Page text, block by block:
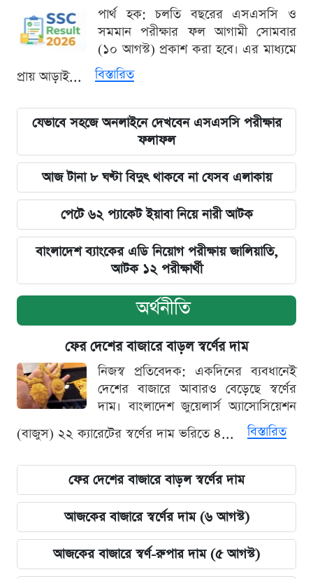
পার্থ হক: চলতি বছরের এসএসসি ও
সমমান পরীক্ষার ফল আগামী সোমবার
(১০ আগস্ট) প্রকাশ করা হবে। এর মাধ্যমে
প্রায় আড়াই...
বিস্তারিত
যেভাবে সহজে অনলাইনে দেখবেন এসএসসি পরীক্ষার
ফলাফল
আজ টানা ৮ ঘণ্টা বিদুৎ থাকবে না যেসব এলাকায়
পেটে ৬২ প্যাকেট ইয়াবা নিয়ে নারী আটক
বাংলাদেশ ব্যাংকের এডি নিয়োগ পরীক্ষায় জালিয়াতি,
আটক ১২ পরীক্ষার্থী
অর্থনীতি
ফের দেশের বাজারে বাড়ল স্বর্ণের দাম
নিজস্ব প্রতিবেদক: একদিনের ব্যবধানেই
দেশের বাজারে আবারও বেড়েছে স্বর্ণের
দাম। বাংলাদেশ জুয়েলার্স অ্যাসোসিয়েশন
(বাজুস) ২২ ক্যারেটের স্বর্ণের দাম ভরিতে ৪...
বিস্তারিত
ফের দেশের বাজারে বাড়ল স্বর্ণের দাম
আজকের বাজারে স্বর্ণের দাম (৬ আগস্ট)
আজকের বাজারে স্বর্ণ-রুপার দাম (৫ আগস্ট)